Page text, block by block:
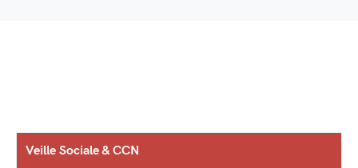
Veille Sociale & CCN